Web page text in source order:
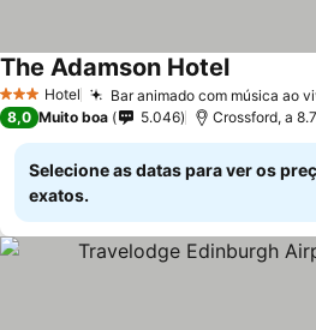
3 EstrelasHotel Bar animado com música ao
The Adamson HotelVer preços
8,0 Muito boa 5.046 Crossford, a
Selecione as datas para ver os
exatos.